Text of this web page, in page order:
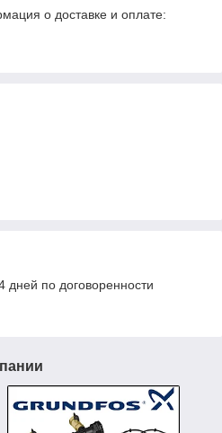
о доставке и оплате:
дней по договоренности